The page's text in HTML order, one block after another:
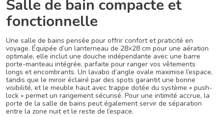
Salle de bain compacte et
fonctionnelle
Une salle de bains pensée pour offrir confort et praticité en
voyage. Équipée d’un lanterneau de 28×28 cm pour une aération
optimale, elle inclut une douche indépendante avec une barre
porte-manteau intégrée, parfaite pour ranger vos vêtements
longs et encombrants. Un lavabo d’angle ovale maximise l’espace,
tandis que le miroir éclairé par des spots garantit une bonne
visibilité, et le meuble haut avec trappe dotée du système « push-
lock » permet un rangement sécurisé. Pour une intimité accrue, la
porte de la salle de bains peut également servir de séparation
entre la zone nuit et le reste de l’espace.